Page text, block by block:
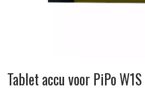
Tablet accu voor PiPo W1S